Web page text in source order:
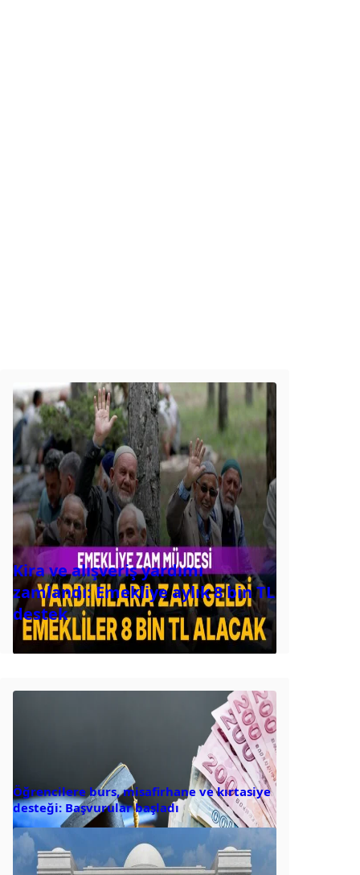
Kira ve alışveriş yardımı
zamlandı: Emekliye aylık 8 bin TL
destek
Öğrencilere burs, misafirhane ve kırtasiye
desteği: Başvurular başladı